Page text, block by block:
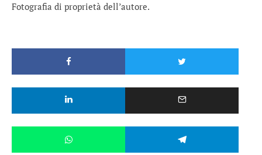
Fotografia di proprietà dell’autore.